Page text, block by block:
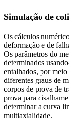
Simulação de
Os cálculos
deformação e de
Os parâmetros do
determinados
entalhados, por
diferentes graus de
corpos de prova de
prova para
determinar a curva
multiaxialidade.